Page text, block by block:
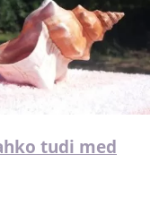
tudi med